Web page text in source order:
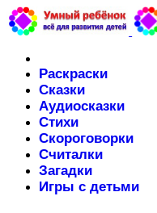
Раскраски
Сказки
Аудиосказки
Стихи
Скороговорки
Считалки
Загадки
Игры с детьми